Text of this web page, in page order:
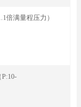
倍满量程压力）
P:10-
）